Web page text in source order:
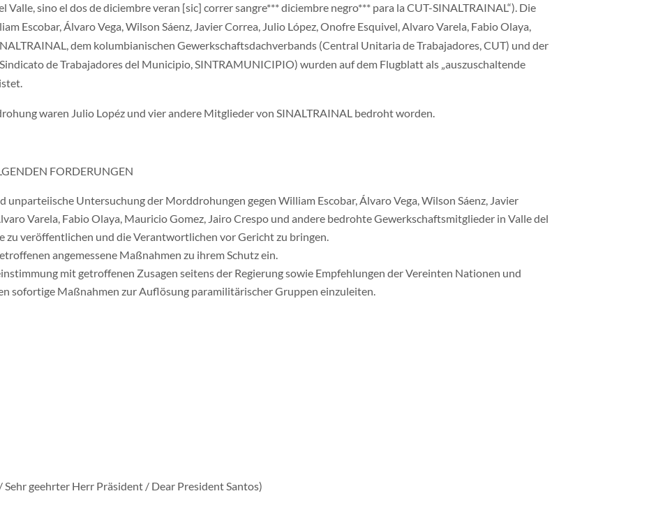
Valle, sino el dos de diciembre veran [sic] correr sangre*** diciembre negro*** para la CUT-SINALTRAINAL“). Die
Escobar, Álvaro Vega, Wilson Sáenz, Javier Correa, Julio López, Onofre Esquivel, Alvaro Varela, Fabio Olaya,
dem kolumbianischen Gewerkschaftsdachverbands (Central Unitaria de Trabajadores, CUT) und der
de Trabajadores del Municipio, SINTRAMUNICIPIO) wurden auf dem Flugblatt als „auszuschaltende
waren Julio Lopéz und vier andere Mitglieder von SINALTRAINAL bedroht worden.
FORDERUNGEN
unparteiische Untersuchung der Morddrohungen gegen William Escobar, Álvaro Vega, Wilson Sáenz, Javier
Varela, Fabio Olaya, Mauricio Gomez, Jairo Crespo und andere bedrohte Gewerkschaftsmitglieder in Valle del
zu veröffentlichen und die Verantwortlichen vor Gericht zu bringen.
angemessene Maßnahmen zu ihrem Schutz ein.
mit getroffenen Zusagen seitens der Regierung sowie Empfehlungen der Vereinten Nationen und
sofortige Maßnahmen zur Auflösung paramilitärischer Gruppen einzuleiten.
Sehr geehrter Herr Präsident / Dear President Santos)